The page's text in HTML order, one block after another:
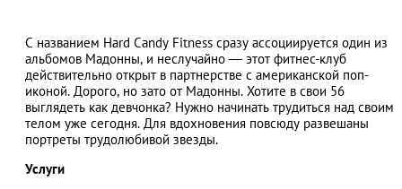
АЗАД
С названием Hard Candy Fitness сразу ассоциируется один из
альбомов Мадонны, и неслучайно — этот фитнес-клуб
действительно открыт в партнерстве с американской поп-
иконой. Дорого, но зато от Мадонны. Хотите в свои 56
выглядеть как девчонка? Нужно начинать трудиться над своим
телом уже сегодня. Для вдохновения повсюду развешаны
портреты трудолюбивой звезды.
Услуги